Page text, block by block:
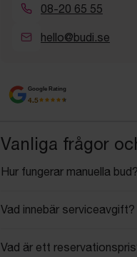
08-20 65 55
hello@budi.se
Google Rating
4.5
Vanliga frågor
Hur fungerar manuella bud?
Vad innebär serviceavgift?
Vad är ett